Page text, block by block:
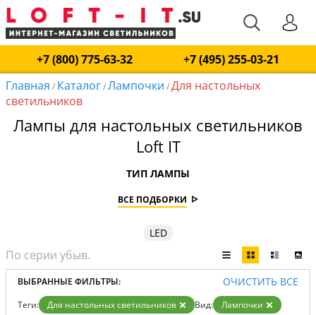
+7 (800) 775-63-32
+7 (495) 255-03-21
Главная / Каталог/Лампочки /Для настольных
светильников
Лампы для настольных светильников
Loft IT
ТИП ЛАМПЫ
ВСЕ ПОДБОРКИ
LED
ВЫБРАННЫЕ ФИЛЬТРЫ: ОЧИСТИТЬ ВСЕ
Теги: Для настольных светильников Вид: Лампочки